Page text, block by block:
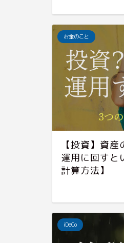
お金のこと
【投資】資
運用に回すと
計算方法】
iDeCo